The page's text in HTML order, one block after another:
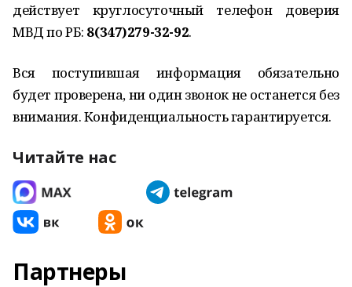
действует круглосуточный телефон доверия
МВД по РБ: 8(347)279-32-92.
Вся поступившая информация обязательно
будет проверена, ни один звонок не останется без
внимания. Конфиденциальность гарантируется.
Читайте нас
Партнеры